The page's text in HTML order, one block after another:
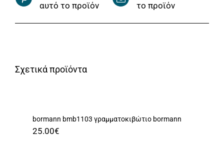
αυτό το προϊόν
το προϊόν
Σχετικά προϊόντα
bormann bmb1103 γραμματοκιβώτιο bormann
25.00€